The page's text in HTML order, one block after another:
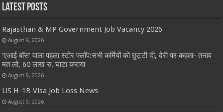
Latest Posts
Rajasthan & MP Government Job Vacancy 2026
August 9, 2026
‘एआई बॉस’ वाला पहला स्टोर फ्लॉप:सभी कर्मियों को छुट्टी दी, देरी पर कहता- तनाव
मत लो, 60 लाख रु. घाटा कराया
August 9, 2026
US H-1B Visa Job Loss News
August 9, 2026